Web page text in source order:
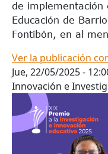
de implementación
Educación de
Fontibón, en al
Ver la publicación
Jue, 22/05/2025 -
Innovación e